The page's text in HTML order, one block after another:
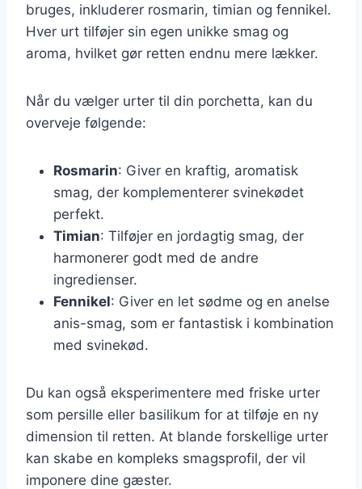
bruges, inkluderer rosmarin, timian og fennikel.
Hver urt tilføjer sin egen unikke smag og
aroma, hvilket gør retten endnu mere lækker.
Når du vælger urter til din porchetta, kan du
overveje følgende:
Rosmarin: Giver en kraftig, aromatisk
smag, der komplementerer svinekødet
perfekt.
Timian: Tilføjer en jordagtig smag, der
harmonerer godt med de andre
ingredienser.
Fennikel: Giver en let sødme og en anelse
anis-smag, som er fantastisk i kombination
med svinekød.
Du kan også eksperimentere med friske urter
som persille eller basilikum for at tilføje en ny
dimension til retten. At blande forskellige urter
kan skabe en kompleks smagsprofil, der vil
imponere dine gæster.